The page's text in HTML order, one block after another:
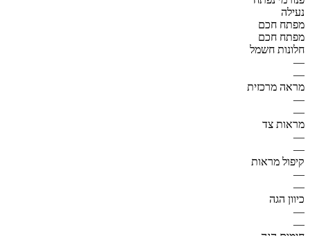
נעילה
מפתח חכם
מפתח חכם
חלונות חשמל
—
—
מראה מרכזית
—
—
מראות צד
—
—
קיפול מראות
—
—
כיוון הגה
—
—